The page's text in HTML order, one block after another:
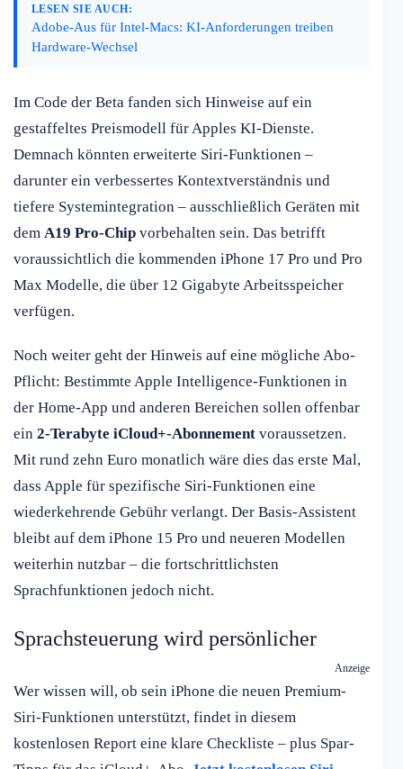
LESEN SIE AUCH:
Adobe-Aus für Intel-Macs: KI-Anforderungen treiben
Hardware-Wechsel
Im Code der Beta fanden sich Hinweise auf ein
gestaffeltes Preismodell für Apples KI-Dienste.
Demnach könnten erweiterte Siri-Funktionen –
darunter ein verbessertes Kontextverständnis und
tiefere Systemintegration – ausschließlich Geräten mit
dem A19 Pro-Chip vorbehalten sein. Das betrifft
voraussichtlich die kommenden iPhone 17 Pro und Pro
Max Modelle, die über 12 Gigabyte Arbeitsspeicher
verfügen.
Noch weiter geht der Hinweis auf eine mögliche Abo-
Pflicht: Bestimmte Apple Intelligence-Funktionen in
der Home-App und anderen Bereichen sollen offenbar
ein 2-Terabyte iCloud+-Abonnement voraussetzen.
Mit rund zehn Euro monatlich wäre dies das erste Mal,
dass Apple für spezifische Siri-Funktionen eine
wiederkehrende Gebühr verlangt. Der Basis-Assistent
bleibt auf dem iPhone 15 Pro und neueren Modellen
weiterhin nutzbar – die fortschrittlichsten
Sprachfunktionen jedoch nicht.
Sprachsteuerung wird persönlicher
Anzeige
Wer wissen will, ob sein iPhone die neuen Premium-
Siri-Funktionen unterstützt, findet in diesem
kostenlosen Report eine klare Checkliste – plus Spar-